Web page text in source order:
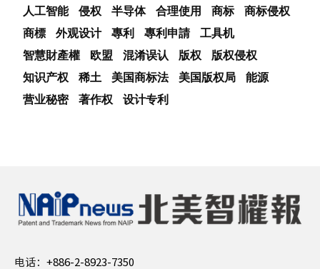
人工智能
侵权 半导体 合理使用 商标
商标侵权
商標
外观设计 專利 專利申請
工具机
智慧財產權
欧盟 混淆误认 版权
版权侵权
知识产权
稀土 美国商标法 美国版权局
能源
营业秘密
著作权 设计专利
电话： +886-2-8923-7350